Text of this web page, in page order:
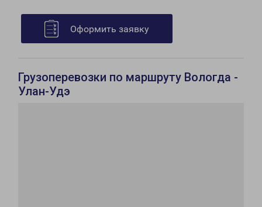
Оформить заявку
Грузоперевозки по маршруту Вологда -
Улан-Удэ